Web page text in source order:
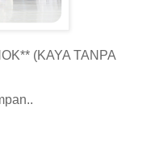
(KAYA TANPA